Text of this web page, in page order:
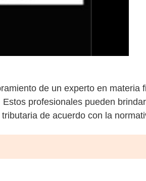
de un experto en materia
profesionales pueden
de acuerdo con la